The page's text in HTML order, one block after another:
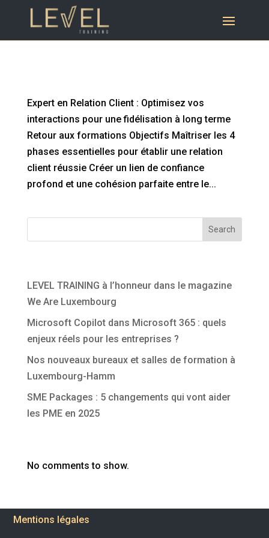
Expert en Relation Client : Optimisez vos
interactions pour une fidélisation à long terme
Retour aux formations Objectifs Maîtriser les 4
phases essentielles pour établir une relation
client réussie Créer un lien de confiance
profond et une cohésion parfaite entre le...
Search
LEVEL TRAINING à l’honneur dans le magazine
We Are Luxembourg
Microsoft Copilot dans Microsoft 365 : quels
enjeux réels pour les entreprises ?
Nos nouveaux bureaux et salles de formation à
Luxembourg-Hamm
SME Packages : 5 changements qui vont aider
les PME en 2025
No comments to show.
Mentions légales